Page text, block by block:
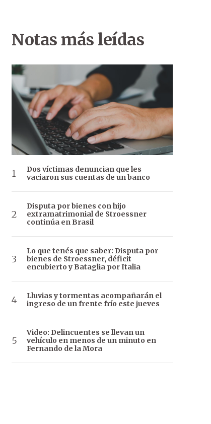
Notas más leídas
Dos víctimas denuncian que les
vaciaron sus cuentas de un banco
Disputa por bienes con hijo
extramatrimonial de Stroessner
continúa en Brasil
Lo que tenés que saber: Disputa por
bienes de Stroessner, déficit
encubierto y Bataglia por Italia
Lluvias y tormentas acompañarán el
ingreso de un frente frío este jueves
Video: Delincuentes se llevan un
vehículo en menos de un minuto en
Fernando de la Mora